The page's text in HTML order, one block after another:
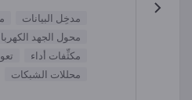
مدخِل البيانات
محول الجهد
مكثِّفات أداء
محللات الشبكات